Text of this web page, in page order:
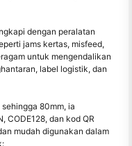
dengan peralatan
jams kertas, misfeed,
untuk mengendalikan
label logistik, dan
80mm, ia
CODE128, dan kod QR
mudah digunakan dalam